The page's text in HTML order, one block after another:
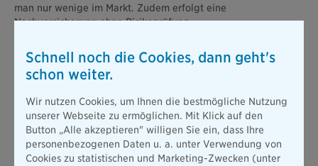
man nur wenige im Markt. Zudem erfolgt eine
Nachversicherung ohne Risikoprüfung.
Einkommenssicherung. Versicherungen wie die BU, die DU
oder auch die Grundfähigkeitsversicherung sind strategischer
Martin Gräfer, Vorstand der Bayerischen. „Nun haben wir
unsere leistungsstarken Produkte nochmals verbessert und
sichern somit unsere Kundinnen und Kunden bestmöglich ab,
damit es finanziell weitergeht, wenn der Körper oder der Geist
nicht mehr kann.“
Schnell noch die Cookies, dann geht's
schon weiter.
Wir nutzen Cookies, um Ihnen die bestmögliche Nutzung
unserer Webseite zu ermöglichen. Mit Klick auf den
Button „Alle akzeptieren" willigen Sie ein, dass Ihre
personenbezogenen Daten u. a. unter Verwendung von
Cookies zu statistischen und Marketing-Zwecken (unter